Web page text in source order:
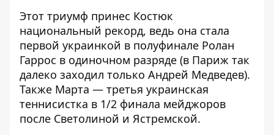
Этот триумф принес Костюк
национальный рекорд, ведь она стала
первой украинкой в ​​полуфинале Ролан
Гаррос в одиночном разряде (в Париж так
далеко заходил только Андрей Медведев).
Также Марта — третья украинская
теннисистка в 1/2 финала мейджоров
после Светолиной и Ястремской.